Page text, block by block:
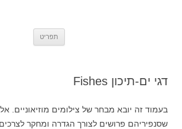
Site
תפריט
דגי ים-תיכון Fishes
בעמוד זה יובא מבחר של צילומים מוזיאוניים.
שסנפיריהם פרושים לצורך הגדרה ומחקר